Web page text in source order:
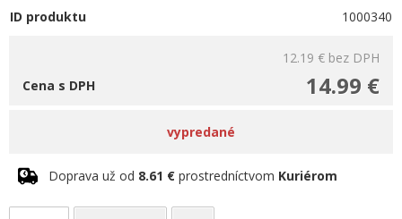
ID produktu
1000340
12.19 € bez DPH
14.99 €
Cena s DPH
vypredané
Doprava už od 8.61 € prostredníctvom Kuriérom